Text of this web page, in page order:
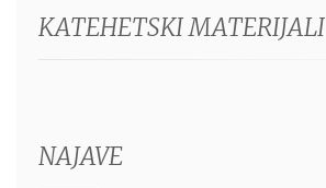
KATEHETSKI MATERIJALI
NAJAVE